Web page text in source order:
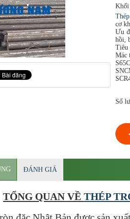
Khối
cơ
Ưu
hồi,
Tiêu
Mác
Số
ĐÁNH GIÁ
TỔNG QUAN VỀTHÉP